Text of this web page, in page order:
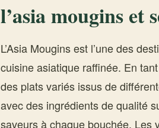
l’asia mougins et
L’Asia Mougins est l’une des
cuisine asiatique raffinée. En
des plats variés issus de
avec des ingrédients de qualité
saveurs à chaque bouchée. Les